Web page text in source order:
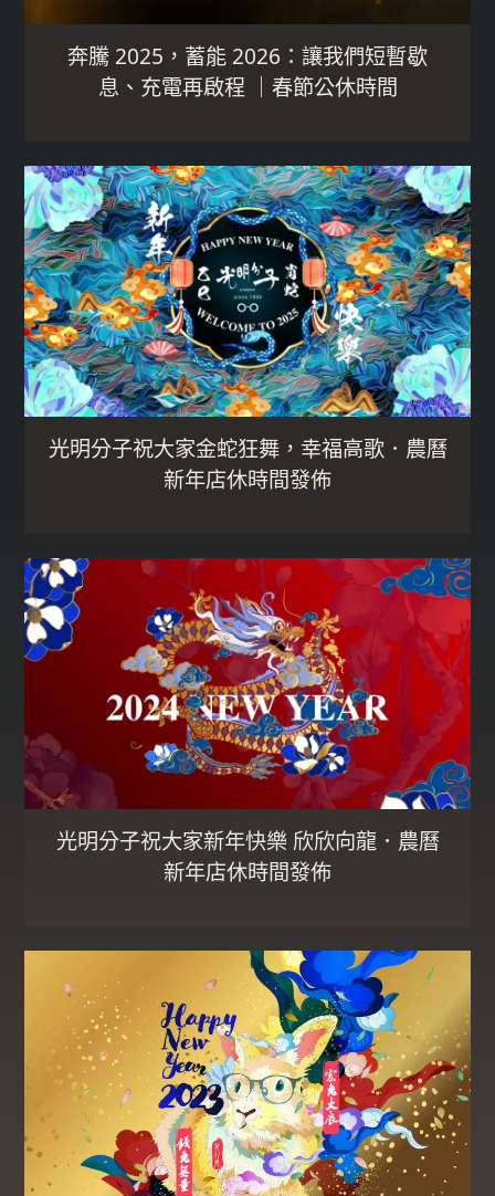
奔騰 2025，蓄能 2026：讓我們短暫歇
息、充電再啟程 ｜春節公休時間
光明分子祝大家金蛇狂舞，幸福高歌．農曆
新年店休時間發佈
光明分子祝大家新年快樂 欣欣向龍．農曆
新年店休時間發佈